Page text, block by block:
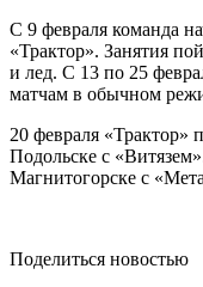
С 9 февраля команда
«Трактор». Занятия
и лед. С 13 по 25
матчам в обычном
20 февраля «Трактор»
Подольске с
Магнитогорске с
Поделиться новостью